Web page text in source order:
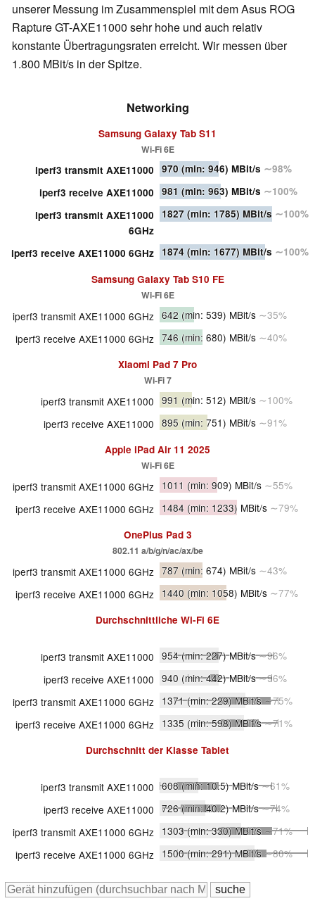
unserer Messung im Zusammenspiel mit dem Asus ROG
Rapture GT-AXE11000 sehr hohe und auch relativ
konstante Übertragungsraten erreicht. Wir messen über
1.800 MBit/s in der Spitze.
Networking
Samsung Galaxy Tab S11
Wi-Fi 6E
iperf3 transmit AXE11000 970 (min: 946) MBit/s ∼98%
iperf3 receive AXE11000
981 (min: 963) MBit/s ∼100%
iperf3 transmit AXE11000
6GHz
1827 (min: 1785) MBit/s ∼100%
iperf3 receive AXE11000 6GHz 1874 (min: 1677) MBit/s ∼100%
Samsung Galaxy Tab S10 FE
Wi-Fi 6E
iperf3 transmit AXE11000 6GHz 642 (min: 539) MBit/s ∼35%
iperf3 receive AXE11000 6GHz 746 (min: 680) MBit/s ∼40%
Xiaomi Pad 7 Pro
Wi-Fi 7
iperf3 transmit AXE11000 991 (min: 512) MBit/s ∼100%
iperf3 receive AXE11000 895 (min: 751) MBit/s ∼91%
Apple iPad Air 11 2025
Wi-Fi 6E
iperf3 transmit AXE11000 6GHz 1011 (min: 909) MBit/s ∼55%
iperf3 receive AXE11000 6GHz 1484 (min: 1233) MBit/s ∼79%
OnePlus Pad 3
802.11 a/​b/​g/​n/​ac/​ax/​be
iperf3 transmit AXE11000 6GHz 787 (min: 674) MBit/s ∼43%
iperf3 receive AXE11000 6GHz 1440 (min: 1058) MBit/s ∼77%
Durchschnittliche Wi-Fi 6E
iperf3 transmit AXE11000 954(min: 227)MBit/s∼96%
iperf3 receive AXE11000 940 (min: 442)MBit/s∼96%
iperf3 transmit AXE11000 6GHz 1371(min: 229)MBit/s∼75%
iperf3 receive AXE11000 6GHz 1335 (min: 598)MBit/s∼71%
Durchschnitt der Klasse Tablet
iperf3 transmit AXE11000 608(min: 10.5)MBit/s∼61%
iperf3 receive AXE11000 726(min: 40.2)MBit/s∼74%
iperf3 transmit AXE11000 6GHz 1303(min: 330)MBit/s∼71%
iperf3 receive AXE11000 6GHz 1500(min: 291)MBit/s∼80%